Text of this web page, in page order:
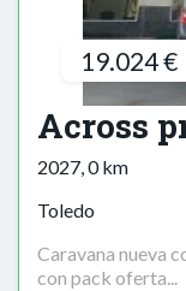
19.024 €
Across
2027, 0 km
Toledo
Caravana nueva
con pack oferta...